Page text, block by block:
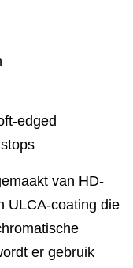
edged
van HD-
ULCA-coating die
er gebruik